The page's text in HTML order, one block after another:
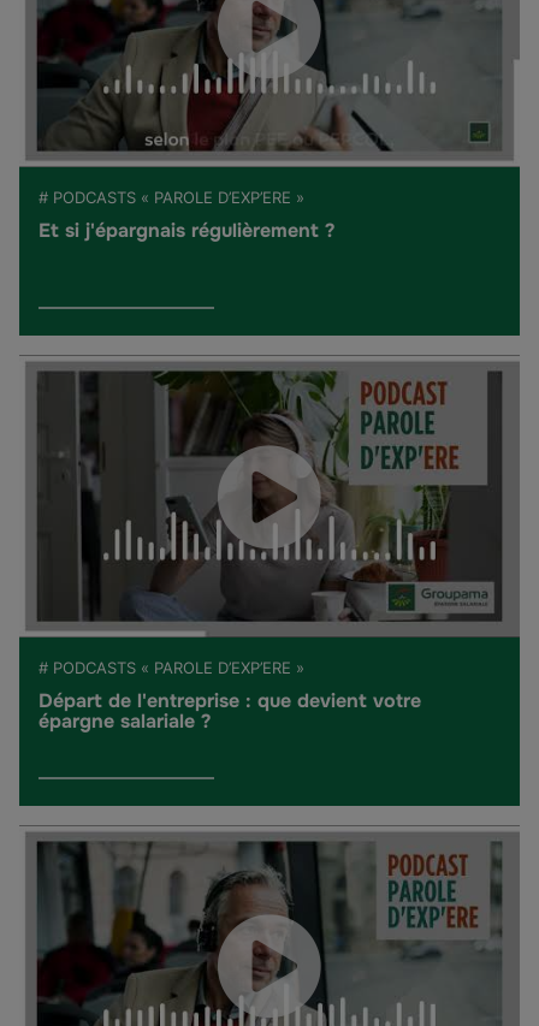
# PODCASTS « PAROLE D’EXP’ERE »
Et si j'épargnais régulièrement ?
# PODCASTS « PAROLE D’EXP’ERE »
Départ de l'entreprise : que devient votre
épargne salariale ?